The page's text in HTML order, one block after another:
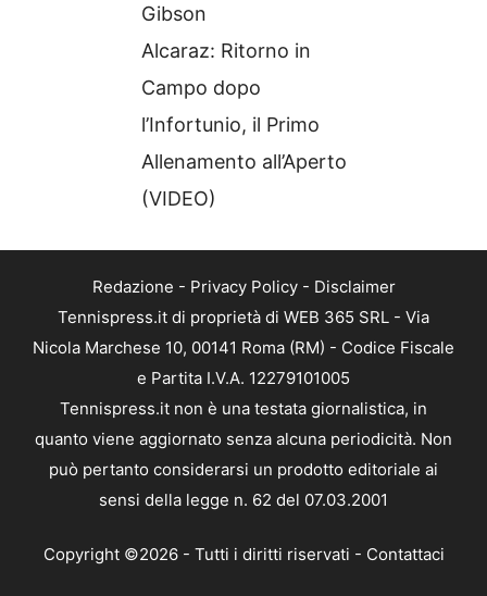
Gibson
Alcaraz: Ritorno in
Campo dopo
l’Infortunio, il Primo
Allenamento all’Aperto
(VIDEO)
Redazione - Privacy Policy- Disclaimer
Tennispress.it di proprietà di WEB 365 SRL - Via
Nicola Marchese 10, 00141 Roma (RM) - Codice Fiscale
e Partita I.V.A. 12279101005
Tennispress.it non è una testata giornalistica, in
quanto viene aggiornato senza alcuna periodicità. Non
può pertanto considerarsi un prodotto editoriale ai
sensi della legge n. 62 del 07.03.2001
Copyright ©2026 - Tutti i diritti riservati - Contattaci